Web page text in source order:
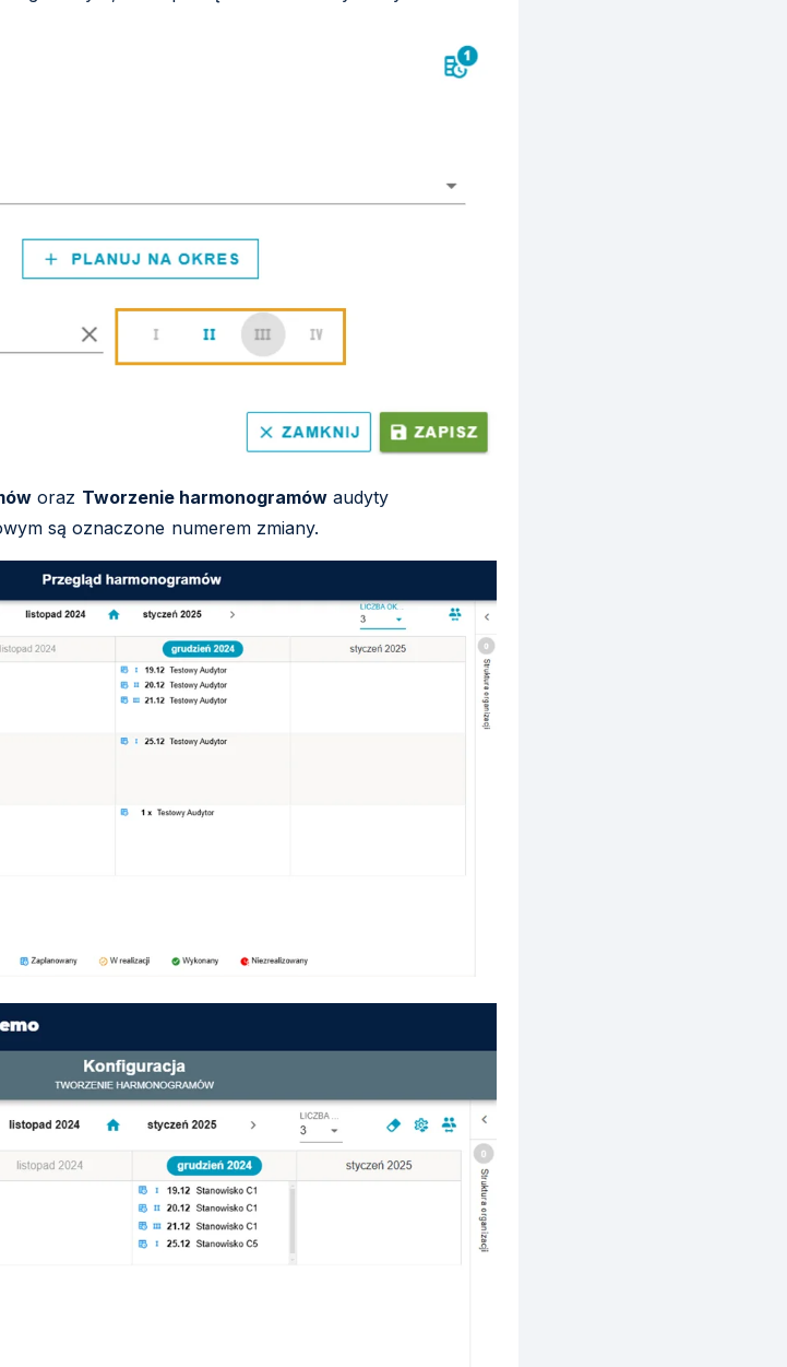
oraz Tworzenie harmonogramówaudyty
są oznaczone numerem zmiany.